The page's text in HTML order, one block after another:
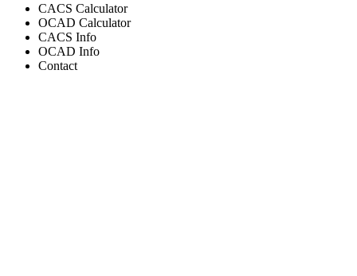
CACS Calculator
OCAD Calculator
CACS Info
OCAD Info
Contact